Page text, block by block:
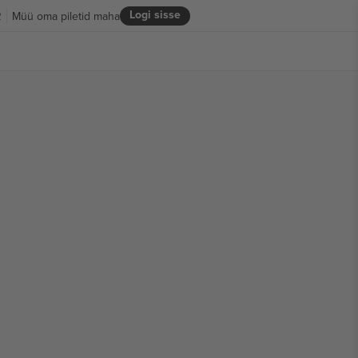
Logi sisse
Müü oma piletid maha